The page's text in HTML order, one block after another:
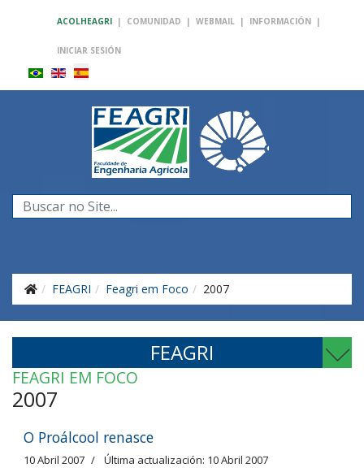
ACOLHEAGRI | COMUNIDAD | WEBMAIL | INFORMACIÓN |
INICIAR SESIÓN
Buscar...
FEAGRI Feagri em Foco 2007
FEAGRI
FEAGRI EM FOCO
2007
O Proálcool renasce
10 Abril 2007 Última actualización: 10 Abril 2007